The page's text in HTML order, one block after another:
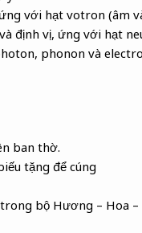
với hạt votron (âm
định vị, ứng với hạt
phonon và
ban thờ.
tặng để cúng
bộ Hương – Hoa –